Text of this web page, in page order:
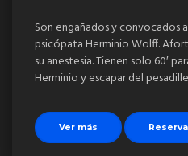
Son engañados y convocados
psicópata Herminio Wolff.
su anestesia. Tienen solo 60′
Herminio y escapar del
Ver más